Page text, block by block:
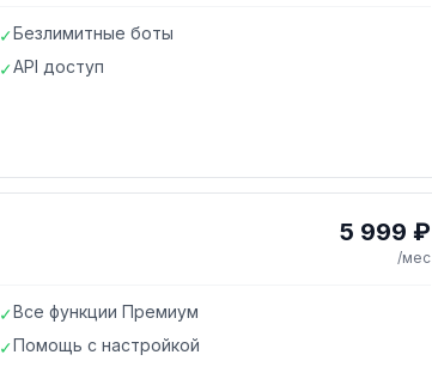
✓Безлимитные боты
✓API доступ
5 999 ₽
/мес
✓Все функции Премиум
✓Помощь с настройкой